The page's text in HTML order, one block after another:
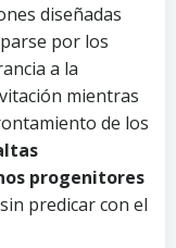
diseñadas
por los
a la
mientras
de los
progenitores
predicar con el